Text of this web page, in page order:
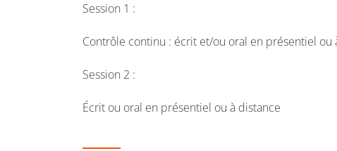
Session 1 :
Contrôle continu : écrit et/ou oral en présentiel ou
Session 2 :
Écrit ou oral en présentiel ou à distance